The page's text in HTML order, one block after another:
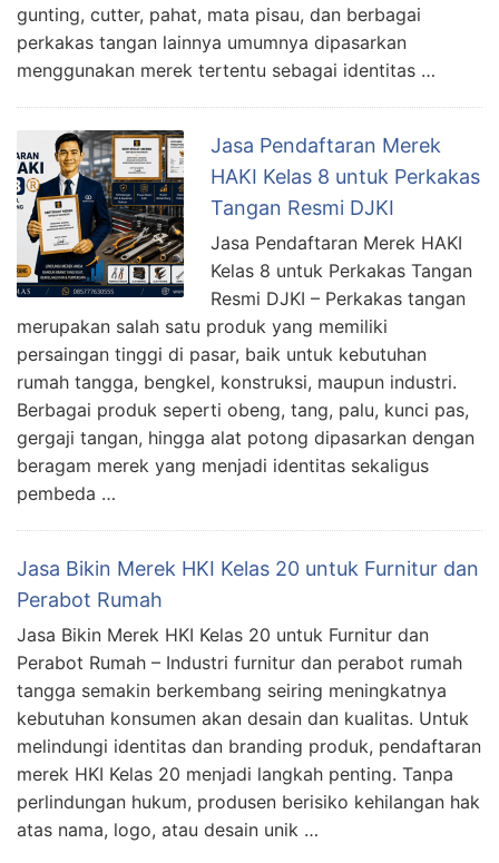
gunting, cutter, pahat, mata pisau, dan berbagai
perkakas tangan lainnya umumnya dipasarkan
menggunakan merek tertentu sebagai identitas …
Jasa Pendaftaran Merek
HAKI Kelas 8 untuk Perkakas
Tangan Resmi DJKI
Jasa Pendaftaran Merek HAKI
Kelas 8 untuk Perkakas Tangan
Resmi DJKI – Perkakas tangan
merupakan salah satu produk yang memiliki
persaingan tinggi di pasar, baik untuk kebutuhan
rumah tangga, bengkel, konstruksi, maupun industri.
Berbagai produk seperti obeng, tang, palu, kunci pas,
gergaji tangan, hingga alat potong dipasarkan dengan
beragam merek yang menjadi identitas sekaligus
pembeda …
Jasa Bikin Merek HKI Kelas 20 untuk Furnitur dan
Perabot Rumah
Jasa Bikin Merek HKI Kelas 20 untuk Furnitur dan
Perabot Rumah – Industri furnitur dan perabot rumah
tangga semakin berkembang seiring meningkatnya
kebutuhan konsumen akan desain dan kualitas. Untuk
melindungi identitas dan branding produk, pendaftaran
merek HKI Kelas 20 menjadi langkah penting. Tanpa
perlindungan hukum, produsen berisiko kehilangan hak
atas nama, logo, atau desain unik …